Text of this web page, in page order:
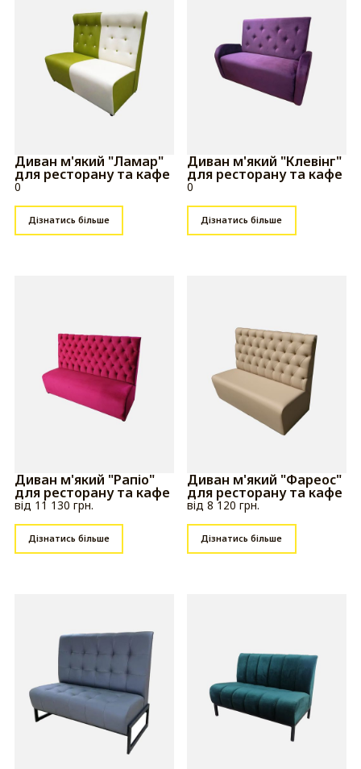
Диван м'який "Ламар"
для ресторану та кафе
0
Дізнатись більше
Диван м'який "Клевінг"
для ресторану та кафе
0
Дізнатись більше
Диван м'який "Рапіо"
для ресторану та кафе
від 11 130 грн.
Дізнатись більше
Диван м'який "Фареос"
для ресторану та кафе
від 8 120 грн.
Дізнатись більше